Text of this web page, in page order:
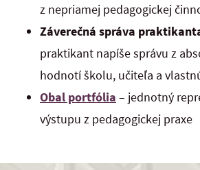
z nepriamej pedagogickej
Záverečná správa
praktikant napíše správu z
hodnotí školu, učiteľa a
Obal portfólia – jednotný
výstupu z pedagogickej praxe